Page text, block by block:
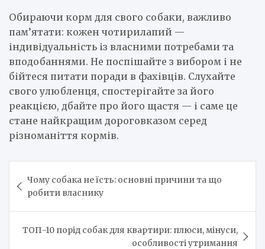
Обираючи корм для свого собаки, важливо
пам’ятати: кожен чотирилапий —
індивідуальність із власними потребами та
вподобаннями. Не поспішайте з вибором і не
бійтеся питати поради в фахівців. Слухайте
свого улюбленця, спостерігайте за його
реакцією, дбайте про його щастя — і саме це
стане найкращим дороговказом серед
різноманіття кормів.
по
записям
Чому собака не їсть: основні причини та що
робити власнику
ТОП-10 порід собак для квартири: плюси, мінуси,
особливості утримання